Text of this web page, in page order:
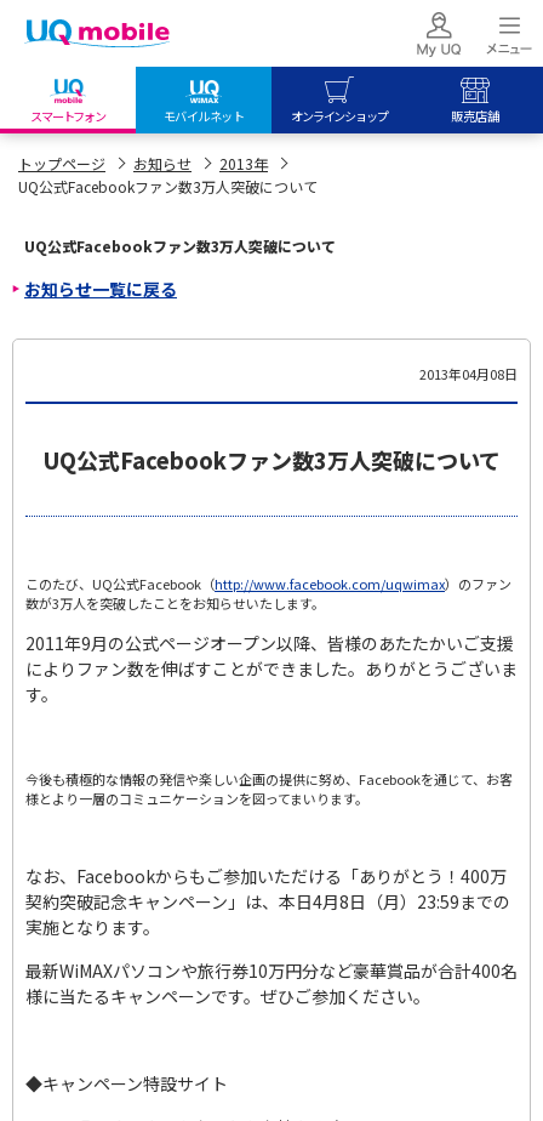
スマートフォン モバイルネット オンラインショップ 販売店舗
my UQ WiMAX
UQ WiMAX ご契約の方
My UQ mobile
データチャージサイト
UQ mobile
オンラインショップ
UQ WiMAX
UQ mobile
販売店舗
UQ WiMAX
トップページ お知らせ
2013年
UQ公式Facebookファン数3万人突破について
UQ公式Facebookファン数3万人突破について
お知らせ一覧に戻る
2013年04月08日
UQ公式Facebookファン数3万人突破について
このたび、UQ公式Facebook（http://www.facebook.com/uqwimax）のファン
数が3万人を突破したことをお知らせいたします。
2011年9月の公式ページオープン以降、皆様のあたたかいご支援
によりファン数を伸ばすことができました。ありがとうございま
す。
今後も積極的な情報の発信や楽しい企画の提供に努め、Facebookを通じて、お客
様とより一層のコミュニケーションを図ってまいります。
なお、Facebookからもご参加いただける「ありがとう！400万
契約突破記念キャンペーン」は、本日4月8日（月）23:59までの
実施となります。
最新WiMAXパソコンや旅行券10万円分など豪華賞品が合計400名
様に当たるキャンペーンです。ぜひご参加ください。
◆キャンペーン特設サイト